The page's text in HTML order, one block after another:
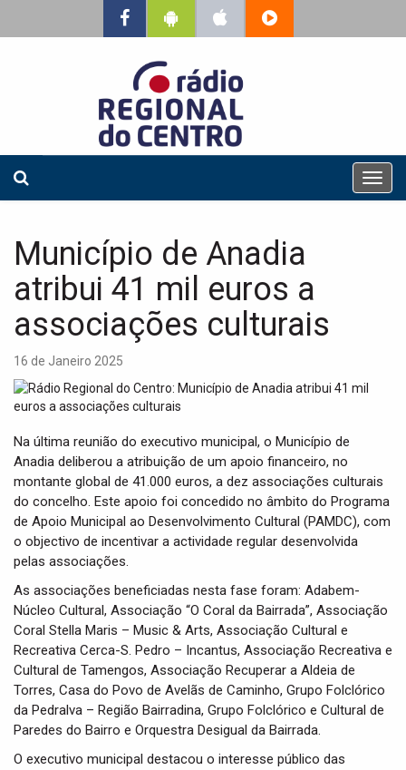
T
o
Município de Anadia
atribui 41 mil euros a
associações culturais
16 de Janeiro 2025
Na última reunião do executivo municipal, o Município de
Anadia deliberou a atribuição de um apoio financeiro, no
montante global de 41.000 euros, a dez associações culturais
do concelho. Este apoio foi concedido no âmbito do Programa
de Apoio Municipal ao Desenvolvimento Cultural (PAMDC), com
o objectivo de incentivar a actividade regular desenvolvida
pelas associações.
As associações beneficiadas nesta fase foram: Adabem-
Núcleo Cultural, Associação “O Coral da Bairrada”, Associação
Coral Stella Maris – Music & Arts, Associação Cultural e
Recreativa Cerca-S. Pedro – Incantus, Associação Recreativa e
Cultural de Tamengos, Associação Recuperar a Aldeia de
Torres, Casa do Povo de Avelãs de Caminho, Grupo Folclórico
da Pedralva – Região Bairradina, Grupo Folclórico e Cultural de
Paredes do Bairro e Orquestra Desigual da Bairrada.
O executivo municipal destacou o interesse público das